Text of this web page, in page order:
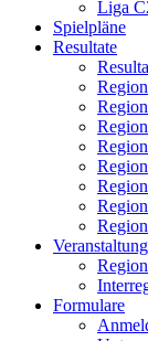
Liga
Spielpläne
Resultate
Formulare